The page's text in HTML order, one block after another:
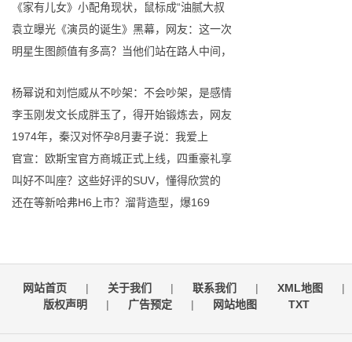
《家有儿女》小配角现状，鼠标成“油腻大叔
袁立曝光《演员的诞生》黑幕，网友：这一次
明星生图颜值有多高？当他们站在路人中间，
杨幂说和刘恺威从不吵架：不会吵架，是感情
李玉刚发文长成胖玉了，得开始锻炼去，网友
1974年，秦汉对怀孕8月妻子说：我爱上
官宣：欧斯宝官方商城正式上线，四重豪礼享
叫好不叫座？这些好评的SUV，懂得欣赏的
还在等新哈弗H6上市？溜背造型，爆169
网站首页 | 关于我们 | 联系我们 | XML地图
|
版权声明
| 广告预定 | 网站地图 TXT